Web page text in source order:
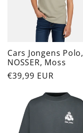
Cars Jongens Polo,
NOSSER, Moss
Normaler
€39,99 EUR